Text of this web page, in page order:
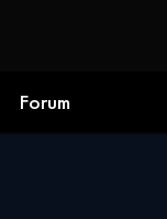
Forum